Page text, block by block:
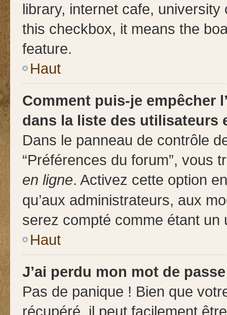
library, internet cafe,
this checkbox, it means the
feature.
Haut
Comment puis-je empêcher
dans la liste des utilisateurs
Dans le panneau de contrôle
“Préférences du forum”, vous
en ligne. Activez cette option
qu’aux administrateurs, aux
serez compté comme étant un
Haut
J’ai perdu mon mot de
Pas de panique ! Bien que
récupéré, il peut facilement